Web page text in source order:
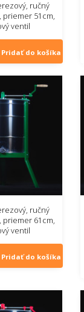
ručný
priemer 51cm,
ventil
Pridať do košíka
ručný
priemer 61cm,
ventil
Pridať do košíka